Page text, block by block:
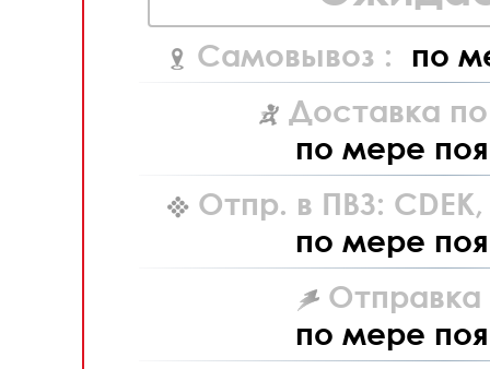
Самовывоз : по
Доставка
по мере
Отпр. в ПВЗ: CDEK,
по мере
Отправка
по мере